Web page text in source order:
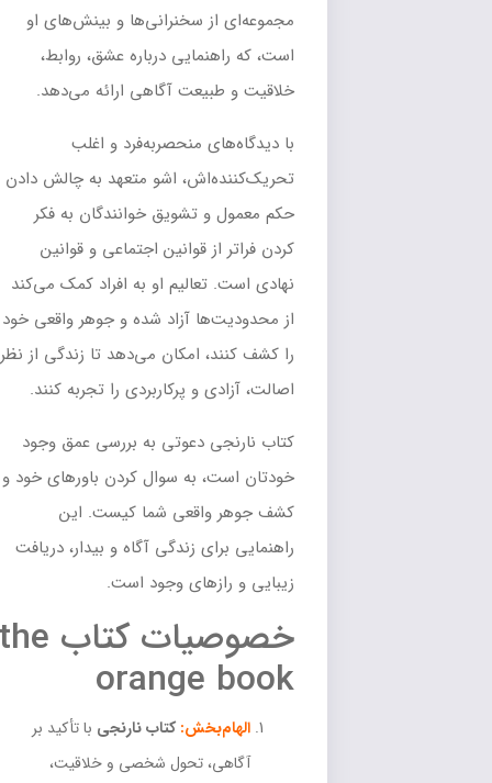
مجموعه‌ای از سخنرانی‌ها و بینش‌های او
است، که راهنمایی درباره عشق، روابط،
خلاقیت و طبیعت آگاهی ارائه می‌دهد.
با دیدگاه‌های منحصربه‌فرد و اغلب
تحریک‌کننده‌اش، اشو متعهد به چالش دادن
حکم معمول و تشویق خوانندگان به فکر
کردن فراتر از قوانین اجتماعی و قوانین
نهادی است. تعالیم او به افراد کمک می‌کند
از محدودیت‌ها آزاد شده و جوهر واقعی خود
را کشف کنند، امکان می‌دهد تا زندگی از نظر
اصالت، آزادی و پرکاربردی را تجربه کنند.
کتاب نارنجی دعوتی به بررسی عمق وجود
خودتان است، به سوال کردن باورهای خود و
کشف جوهر واقعی شما کیست. این
راهنمایی برای زندگی آگاه و بیدار، دریافت
زیبایی و رازهای وجود است.
خصوصیات کتاب the
orange book
الهام‌بخش:کتاب نارنجیبا تأکید بر
آگاهی، تحول شخصی و خلاقیت،